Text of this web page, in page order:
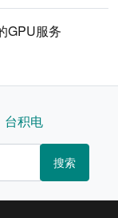
GPU服务
台积电
搜索